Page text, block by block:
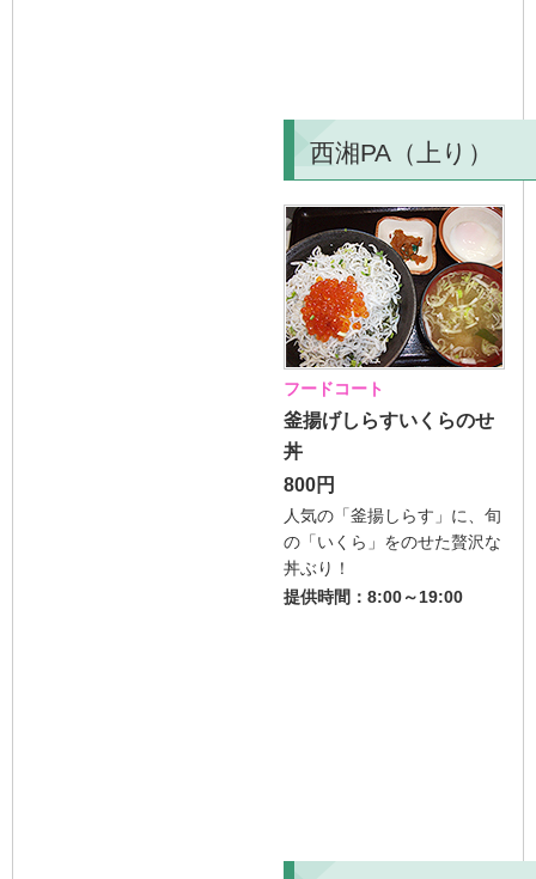
西湘PA（上り）
フードコート
釜揚げしらすいくらのせ
丼
800円
人気の「釜揚しらす」に、旬
の「いくら」をのせた贅沢な
丼ぶり！
提供時間：8:00～19:00